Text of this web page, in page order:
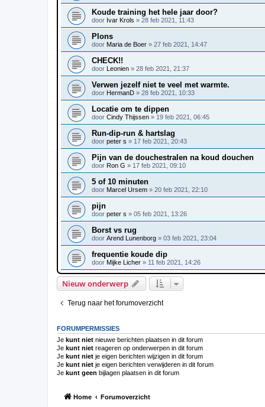
Koude training het hele jaar door?
door Ivar Krols » 28 feb 2021, 11:43
Plons
door Maria de Boer » 27 feb 2021, 14:47
CHECK!!
door Leonien » 28 feb 2021, 21:37
Verwen jezelf niet te veel met warmte.
door HermanD » 28 feb 2021, 10:33
Locatie om te dippen
door Cindy Thijssen » 19 feb 2021, 06:45
Run-dip-run & hartslag
door peter s » 17 feb 2021, 20:43
Pijn van de douchestralen na koud douchen
door Ron G » 17 feb 2021, 09:10
5 of 10 minuten
door Marcel Ursem » 20 feb 2021, 22:10
pijn
door peter s » 05 feb 2021, 13:26
Borst vs rug
door Arend Lunenborg » 03 feb 2021, 23:04
frequentie koude dip
door Mijke Licher » 11 feb 2021, 14:26
Nieuw onderwerp
Terug naar het forumoverzicht
FORUMPERMISSIES
Je kunt niet nieuwe berichten plaatsen in dit forum
Je kunt niet reageren op onderwerpen in dit forum
Je kunt niet je eigen berichten wijzigen in dit forum
Je kunt niet je eigen berichten verwijderen in dit forum
Je kunt geen bijlagen plaatsen in dit forum
Home Forumoverzicht